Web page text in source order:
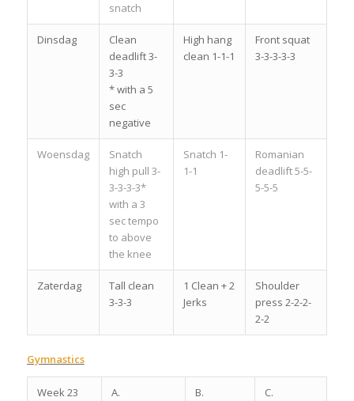
snatch
Dinsdag
Clean
deadlift 3-
3-3
* with a 5
sec
negative
High hang
clean 1-1-1
Front squat
3-3-3-3-3
Woensdag
Snatch
high pull 3-
3-3-3-3*
with a 3
sec tempo
to above
the knee
Snatch 1-
1-1
Romanian
deadlift 5-5-
5-5-5
Zaterdag
Tall clean
3-3-3
1 Clean + 2
Jerks
Shoulder
press 2-2-2-
2-2
Gymnastics
Week 23 A. B. C.